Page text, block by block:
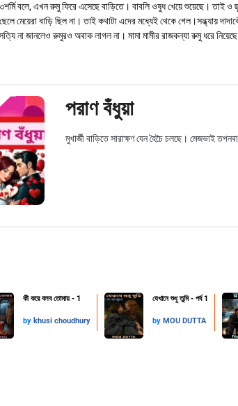
৩শর্মি বলে, এখন রুমু ফিরে এসেছে বাড়িতে। বাবলি ওষুধ খেয়ে শুয়েছে।
মেয়েরা বাড়ি ছিল না। তাই কথাটা এদের মধ্যেই থেকে গেল।সন্ধ্যায়
না জানলেও রুমুরও অবাক লাগল না। মামা মামীর রাজকন্যা রুমু ধরে
পরাণ বঁধুয়া
মুখার্জী বাড়িতে সারাক্ষণ যেন হৈচৈ চলছে। মেজভাই
কী করে বলব তোমায় - 1
by khusi choudhury
যেখানে শুধু তুমি - পর্ব 1
by MOU DUTTA